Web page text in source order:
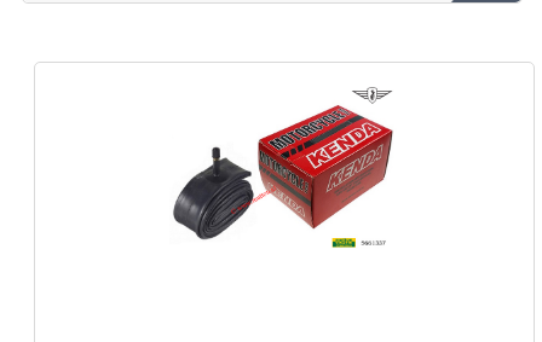
REMDELEN GEBRUIKT
CADEAUTIPS (NIET ACTIEF)
FRAME ONDERDELEN